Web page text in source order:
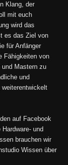
Klang, der
mit euch
wird das
es das Ziel von
für Anfänger
Fähigkeiten von
und Mastern zu
und
weiterentwickelt
auf Facebook
und
brauchen wir
Wissen über